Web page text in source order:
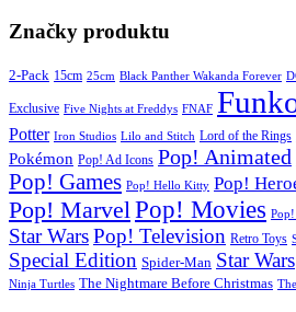
Značky produktu
2-Pack 15cm 25cm Black Panther Wakanda Forever
Exclusive Five Nights at Freddys FNAF
Potter Iron Studios Lilo and Stitch Lord of the Rings
Pokémon Pop! Ad Icons Pop! Animated
Pop! Games Pop! Hello Kitty Pop!
Pop! MarvelPop! Movies
Star WarsPop! Television Retro Toys
Special Edition Spider-Man Star Wars
Ninja Turtles The Nightmare Before Christmas